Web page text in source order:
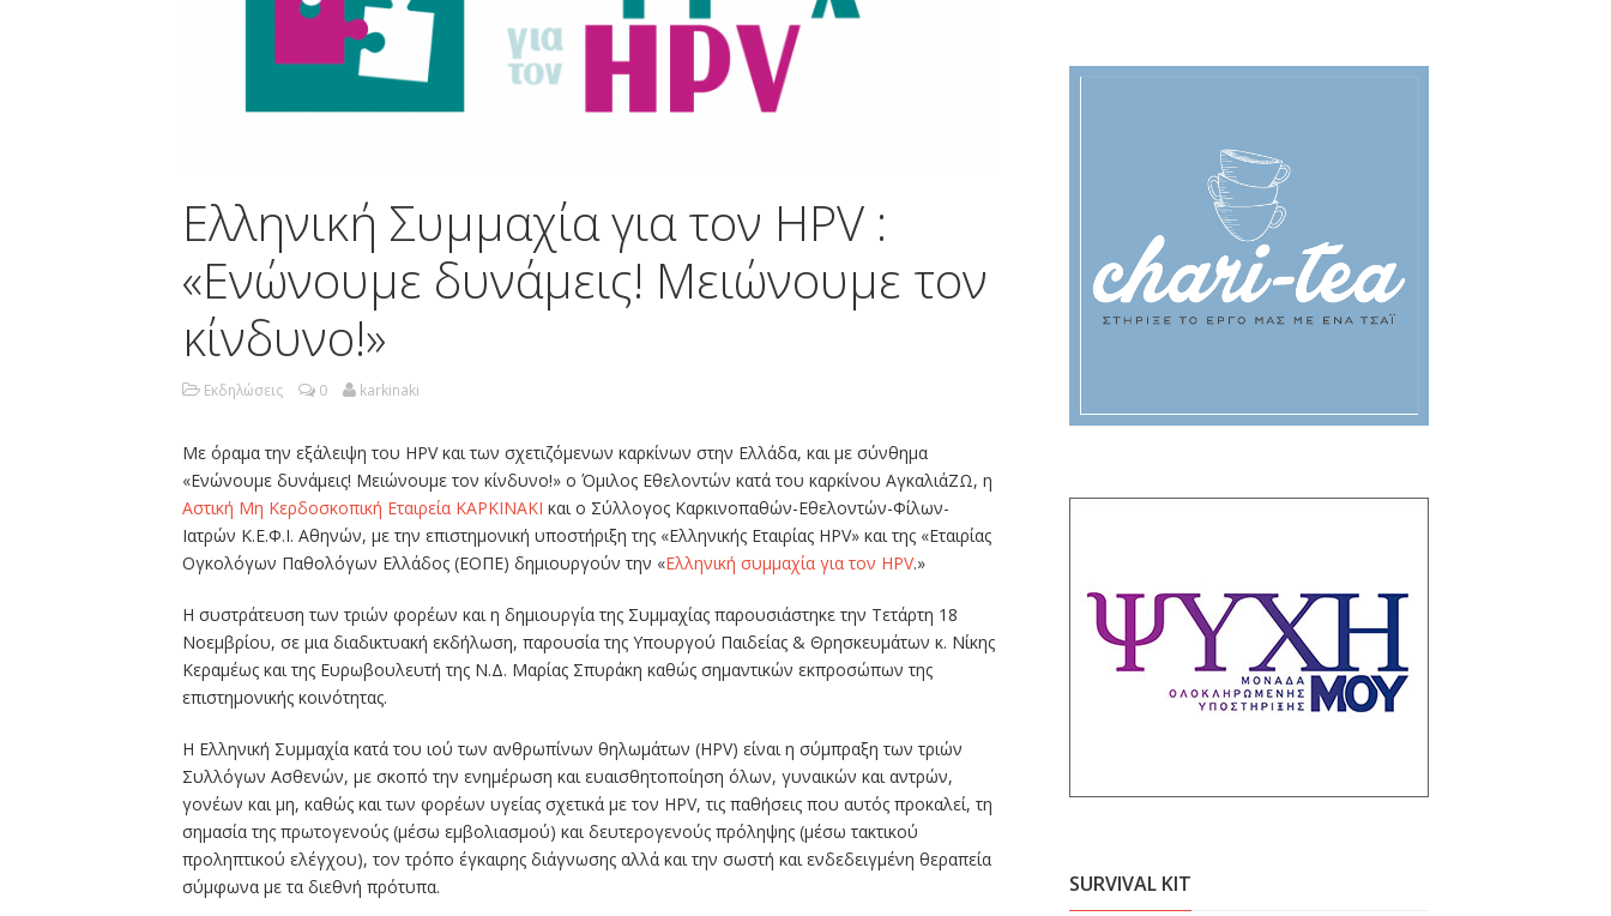
Ελληνική Συμμαχία για τον HPV :
«Ενώνουμε δυνάμεις! Μειώνουμε τον
κίνδυνο!»
Εκδηλώσεις 0 karkinaki
Με όραμα την εξάλειψη του HPV και των σχετιζόμενων καρκίνων στην Ελλάδα, και με σύνθημα
«Ενώνουμε δυνάμεις! Μειώνουμε τον κίνδυνο!» ο Όμιλος Εθελοντών κατά του καρκίνου ΑγκαλιάΖΩ, η
Αστική Μη Κερδοσκοπική Εταιρεία ΚΑΡΚΙΝΑΚΙ και ο Σύλλογος Καρκινοπαθών-Εθελοντών-Φίλων-
Ιατρών Κ.Ε.Φ.Ι. Αθηνών, µε την επιστημονική υποστήριξη της «Ελληνικής Εταιρίας HPV» και της «Εταιρίας
Ογκολόγων Παθολόγων Ελλάδος (ΕΟΠΕ) δημιουργούν την «Ελληνική συμμαχία για τον HPV.»
Η συστράτευση των τριών φορέων και η δημιουργία της Συμμαχίας παρουσιάστηκε την Τετάρτη 18
Νοεμβρίου, σε μια διαδικτυακή εκδήλωση, παρουσία της Υπουργού Παιδείας & Θρησκευμάτων κ. Νίκης
Κεραμέως και της Ευρωβουλευτή της Ν.Δ. Μαρίας Σπυράκη καθώς σημαντικών εκπροσώπων της
επιστημονικής κοινότητας.
H Ελληνική Συμμαχία κατά του ιού των ανθρωπίνων θηλωμάτων (HPV) είναι η σύμπραξη των τριών
Συλλόγων Ασθενών, με σκοπό την ενημέρωση και ευαισθητοποίηση όλων, γυναικών και αντρών,
γονέων και μη, καθώς και των φορέων υγείας σχετικά με τον HPV, τις παθήσεις που αυτός προκαλεί, τη
σημασία της πρωτογενούς (μέσω εμβολιασμού) και δευτερογενούς πρόληψης (μέσω τακτικού
προληπτικού ελέγχου), τον τρόπο έγκαιρης διάγνωσης αλλά και την σωστή και ενδεδειγμένη θεραπεία
σύμφωνα με τα διεθνή πρότυπα.
SURVIVAL KIT